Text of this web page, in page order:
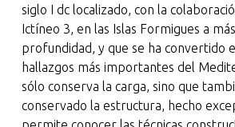
siglo I dc localizado, con la
Ictíneo 3, en las Islas Formigues a
profundidad, y que se ha convertido
hallazgos más importantes del
sólo conserva la carga, sino que
conservado la estructura, hecho